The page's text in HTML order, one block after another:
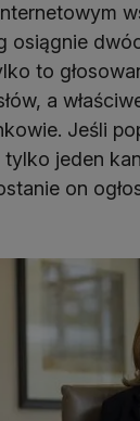
osiągnie
to
a
Jeśli
tylko jeden
on